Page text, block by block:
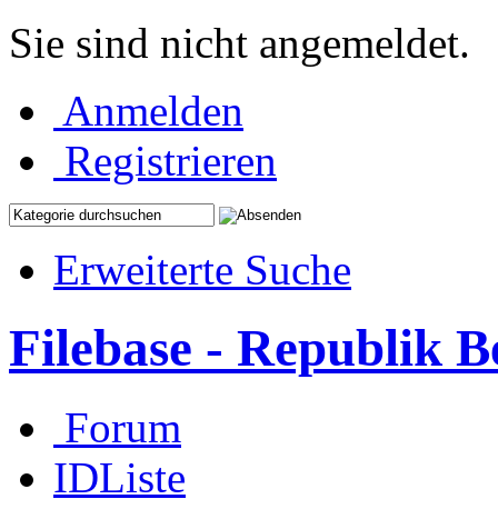
Sie sind nicht angemeldet.
Anmelden
Registrieren
Erweiterte Suche
Filebase - Republik
Forum
IDListe